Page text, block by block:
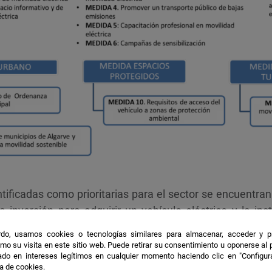
como prioritarias para el sector se
inversión para adquirir un vehículo eléctrico y la
de incentivos. Esta ha sido, precisamente,
el Gobierno de la Junta de Andalucía a través del
un transporte sostenible, el cual finalizó en
usamos cookies o tecnologías similares para almacenar, acceder y
su visita en este sitio web. Puede retirar su consentimiento u oponerse al
en intereses legítimos en cualquier momento haciendo clic en
de cookies.